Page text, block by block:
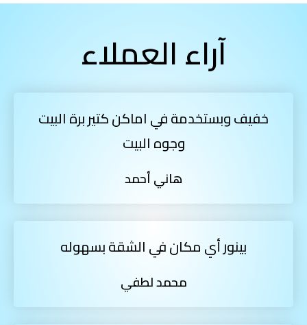
آراء العملاء
خفيف وبستخدمة في اماكن كتير برة البيت
وجوه البيت
هاني أحمد
بينور أي مكان في الشقة بسهوله
محمد لطفي